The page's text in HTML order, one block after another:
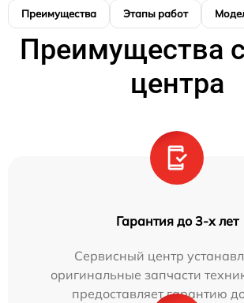
Преимущества Этапы работ
Преимущества
центра
Гарантия до 3-х лет
Сервисный центр
оригинальные запчасти
предоставляет гарантию